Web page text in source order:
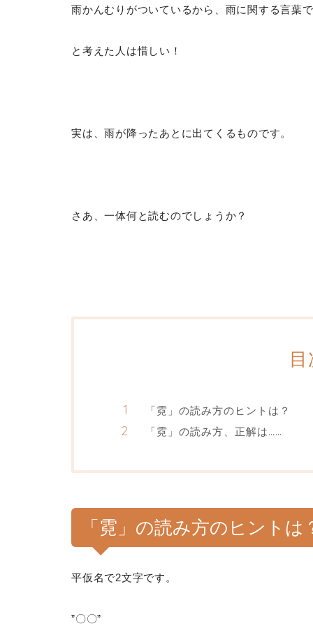
雨かんむりがついているから、雨に関する言葉
と考えた人は惜しい！
実は、雨が降ったあとに出てくるものです。
さあ、一体何と読むのでしょうか？
目
「霓」の読み方のヒントは？
「霓」の読み方、正解は……
「霓」の読み方のヒントは
平仮名で2文字です。
”〇〇”